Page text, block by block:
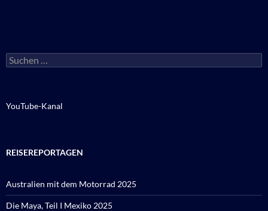
Suchen
nach:
YouTube-Kanal
REISEREPORTAGEN
Australien mit dem Motorrad 2025
Die Maya, Teil I Mexiko 2025